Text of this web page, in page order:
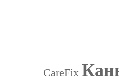
CareFix